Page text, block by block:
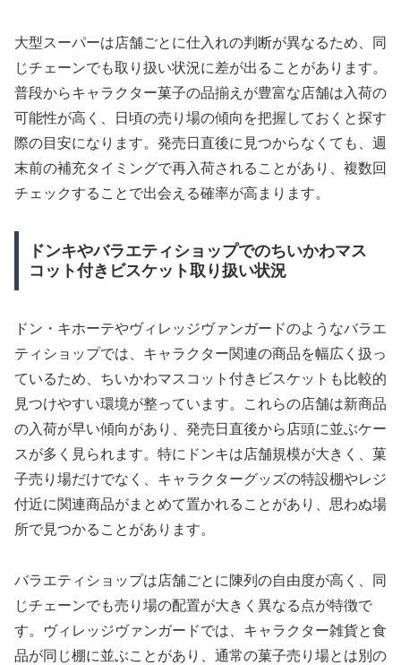
大型スーパーは店舗ごとに仕入れの判断が異なるため、同
じチェーンでも取り扱い状況に差が出ることがあります。
普段からキャラクター菓子の品揃えが豊富な店舗は入荷の
可能性が高く、日頃の売り場の傾向を把握しておくと探す
際の目安になります。発売日直後に見つからなくても、週
末前の補充タイミングで再入荷されることがあり、複数回
チェックすることで出会える確率が高まります。
ドンキやバラエティショップでのちいかわマス
コット付きビスケット取り扱い状況
ドン・キホーテやヴィレッジヴァンガードのようなバラエ
ティショップでは、キャラクター関連の商品を幅広く扱っ
ているため、ちいかわマスコット付きビスケットも比較的
見つけやすい環境が整っています。これらの店舗は新商品
の入荷が早い傾向があり、発売日直後から店頭に並ぶケー
スが多く見られます。特にドンキは店舗規模が大きく、菓
子売り場だけでなく、キャラクターグッズの特設棚やレジ
付近に関連商品がまとめて置かれることがあり、思わぬ場
所で見つかることがあります。
バラエティショップは店舗ごとに陳列の自由度が高く、同
じチェーンでも売り場の配置が大きく異なる点が特徴で
す。ヴィレッジヴァンガードでは、キャラクター雑貨と食
品が同じ棚に並ぶことがあり、通常の菓子売り場とは別の